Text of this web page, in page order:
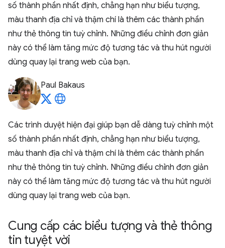
số thành phần nhất định, chẳng hạn như biểu tượng,
màu thanh địa chỉ và thậm chí là thêm các thành phần
như thẻ thông tin tuỳ chỉnh. Những điều chỉnh đơn giản
này có thể làm tăng mức độ tương tác và thu hút người
dùng quay lại trang web của bạn.
Paul Bakaus
Các trình duyệt hiện đại giúp bạn dễ dàng tuỳ chỉnh một
số thành phần nhất định, chẳng hạn như biểu tượng,
màu thanh địa chỉ và thậm chí là thêm các thành phần
như thẻ thông tin tuỳ chỉnh. Những điều chỉnh đơn giản
này có thể làm tăng mức độ tương tác và thu hút người
dùng quay lại trang web của bạn.
Cung cấp các biểu tượng và thẻ thông
tin tuyệt vời